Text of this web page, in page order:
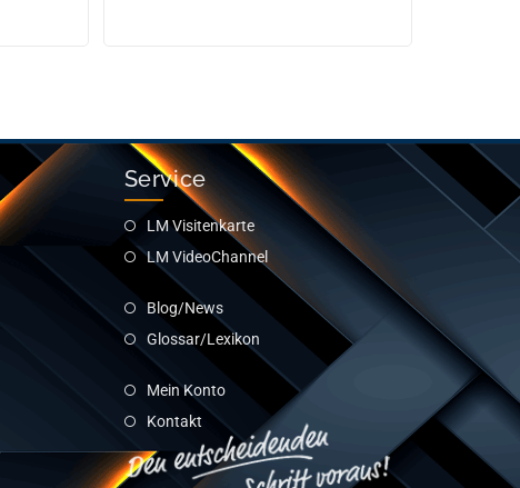
Service
LM Visitenkarte
LM VideoChannel
Blog/News
Glossar/Lexikon
Mein Konto
Kontakt